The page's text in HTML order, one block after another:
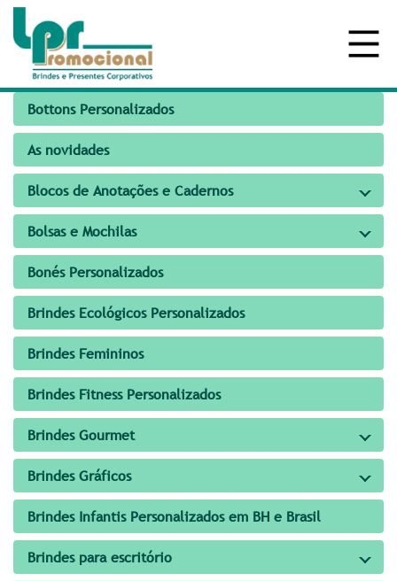
Bottons Personalizados
As novidades
Blocos de Anotações e Cadernos
Bolsas e Mochilas
Bonés Personalizados
Brindes Ecológicos Personalizados
Brindes Femininos
Brindes Fitness Personalizados
Brindes Gourmet
Brindes Gráficos
Brindes Infantis Personalizados em BH e Brasil
Brindes para escritório